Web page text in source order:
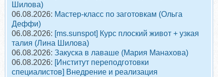
Шилова)
06.08.2026: Мастер-класс по заготовкам (Ольга
Деффи)
06.08.2026: [ms.sunspot] Курс плоский живот + узкая
талия (Лина Шилова)
06.08.2026: Закуска в лаваше (Мария Манахова)
06.08.2026: [Институт переподготовки
специалистов] Внедрение и реализация